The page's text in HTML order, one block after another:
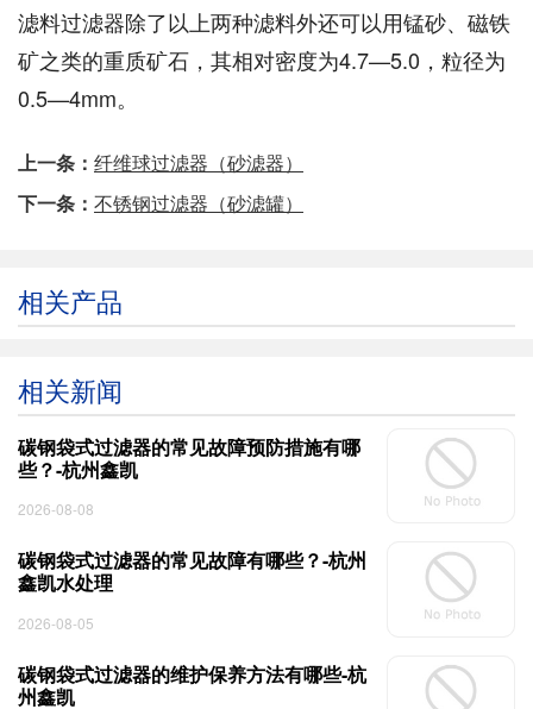
滤料过滤器除了以上两种滤料外还可以用锰砂、磁铁
矿之类的重质矿石，其相对密度为4.7—5.0，粒径为
0.5—4mm。
上一条： 纤维球过滤器（砂滤器）
下一条： 不锈钢过滤器（砂滤罐）
相关产品
相关新闻
碳钢袋式过滤器的常见故障预防措施有哪
些？-杭州鑫凯
2026-08-08
碳钢袋式过滤器的常见故障有哪些？-杭州
鑫凯水处理
2026-08-05
碳钢袋式过滤器的维护保养方法有哪些-杭
州鑫凯